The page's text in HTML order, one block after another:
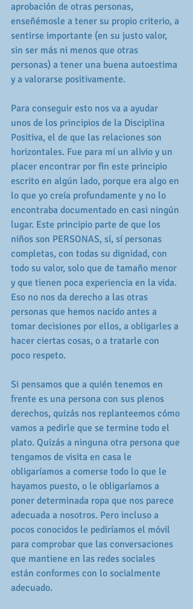
aprobación de otras personas,
enseñémosle a tener su propio criterio, a
sentirse importante (en su justo valor,
sin ser más ni menos que otras
personas) a tener una buena autoestima
y a valorarse positivamente.
Para conseguir esto nos va a ayudar
unos de los principios de la Disciplina
Positiva, el de que las relaciones son
horizontales. Fue para mí un alivio y un
placer encontrar por fin este principio
escrito en algún lado, porque era algo en
lo que yo creía profundamente y no lo
encontraba documentado en casi ningún
lugar. Este principio parte de que los
niños son PERSONAS, sí, sí personas
completas, con todas su dignidad, con
todo su valor, solo que de tamaño menor
y que tienen poca experiencia en la vida.
Eso no nos da derecho a las otras
personas que hemos nacido antes a
tomar decisiones por ellos, a obligarles a
hacer ciertas cosas, o a tratarle con
poco respeto.
Si pensamos que a quién tenemos en
frente es una persona con sus plenos
derechos, quizás nos replanteemos cómo
vamos a pedirle que se termine todo el
plato. Quizás a ninguna otra persona que
tengamos de visita en casa le
obligaríamos a comerse todo lo que le
hayamos puesto, o le obligaríamos a
poner determinada ropa que nos parece
adecuada a nosotros. Pero incluso a
pocos conocidos le pediríamos el móvil
para comprobar que las conversaciones
que mantiene en las redes sociales
están conformes con lo socialmente
adecuado.